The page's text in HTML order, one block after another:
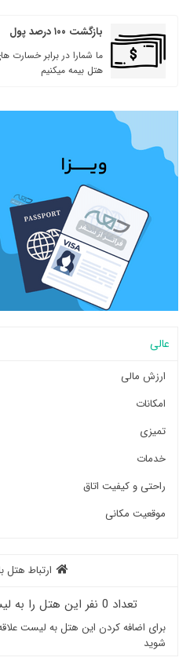
بازگشت ۱۰۰ درصد پول
ما شمارا در برابر خسارت
هتل بیمه میکنیم
عالی
ارزش مالی
امکانات
تمیزی
خدمات
راحتی و کیفیت اتاق
موقعیت مکانی
ارتباط هتل
تعداد 0 نفر این هتل را به لیست خود اضافه کرده‌اند
برای اضافه کردن این هتل به لیست
شوید